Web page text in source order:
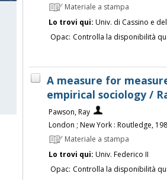
Materiale a stampa
Lo trovi qui: Univ. di Cassino e
Opac: Controlla la disponibilità
A measure for
empirical sociology /
Pawson, Ray
London ; New York : Routledge,
Materiale a stampa
Lo trovi qui: Univ. Federico II
Opac: Controlla la disponibilità